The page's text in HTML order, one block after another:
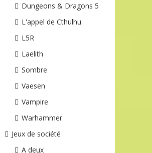
Dungeons & Dragons 5
L'appel de Cthulhu.
L5R
Laelith
Sombre
Vaesen
Vampire
Warhammer
Jeux de société
A deux